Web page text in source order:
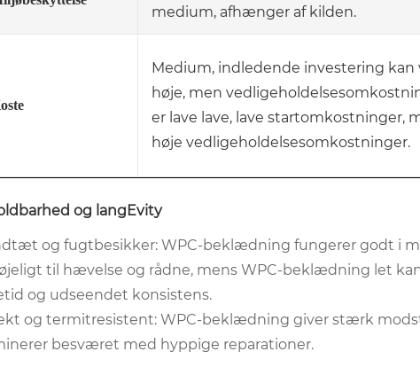
medium, afhænger af kilden.
Medium, indledende investering
høje, men
er lave lave, lave startomkostninger,
høje vedligeholdelsesomkostninger.
og langEvity
og fugtbesikker: WPC-beklædning fungerer godt i
til hævelse og rådne, mens WPC-beklædning let
og udseendet konsistens.
og termitresistent: WPC-beklædning giver stærk
besværet med hyppige reparationer.